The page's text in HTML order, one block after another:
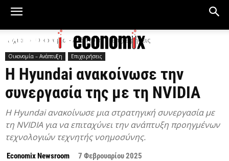
Αρχική Οικονομία – Ανάπτυξη Επιχειρήσεις
Οικονομία – Ανάπτυξη Επιχειρήσεις
Η Hyundai ανακοίνωσε την
συνεργασία της με τη NVIDIA
Η Hyundai ανακοίνωσε μια στρατηγική συνεργασία με
τη NVIDIA για να επιταχύνει την ανάπτυξη προηγμένων
τεχνολογιών τεχνητής νοημοσύνης.
Economix Newsroom 7 Φεβρουαρίου 2025